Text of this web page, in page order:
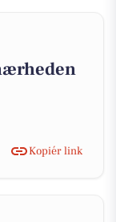
Kopiér link